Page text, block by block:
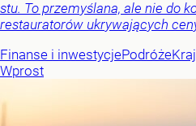
stu. To przemyślana, ale nie do
restauratorów ukrywających
Finanse i inwestycjePodróżeKraj
Wprost